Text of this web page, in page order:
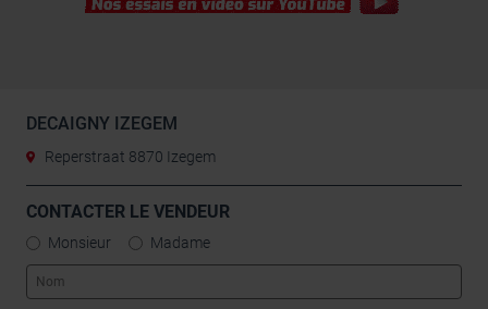
DECAIGNY IZEGEM
Reperstraat 8870 Izegem
CONTACTER LE VENDEUR
Monsieur Madame